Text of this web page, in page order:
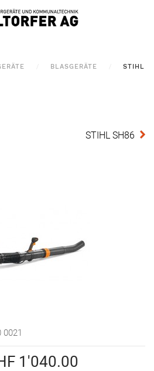
BLASGERÄTE
STIHL
STIHL SH86
0021
1'040.00